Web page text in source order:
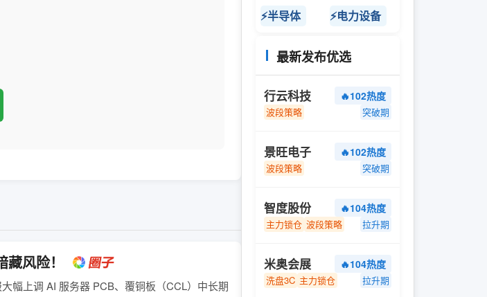
风险！
幅上调 AI 服务器 PCB、覆铜板（CCL）中长期
⚡半导体
⚡电力设备
最新发布优选
行云科技 🔥102热度
波段策略 突破期
景旺电子 🔥102热度
波段策略 突破期
智度股份 🔥104热度
主力锁仓 波段策略 拉升期
米奥会展 🔥104热度
洗盘3C 主力锁仓 拉升期